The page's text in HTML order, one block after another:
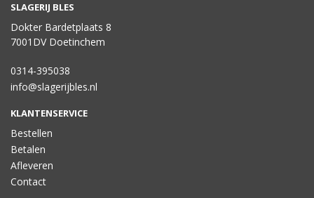
SLAGERIJ BLES
Dokter Bardetplaats 8
7001DV Doetinchem
0314-395038
info@slagerijbles.nl
KLANTENSERVICE
Bestellen
Betalen
Afleveren
Contact